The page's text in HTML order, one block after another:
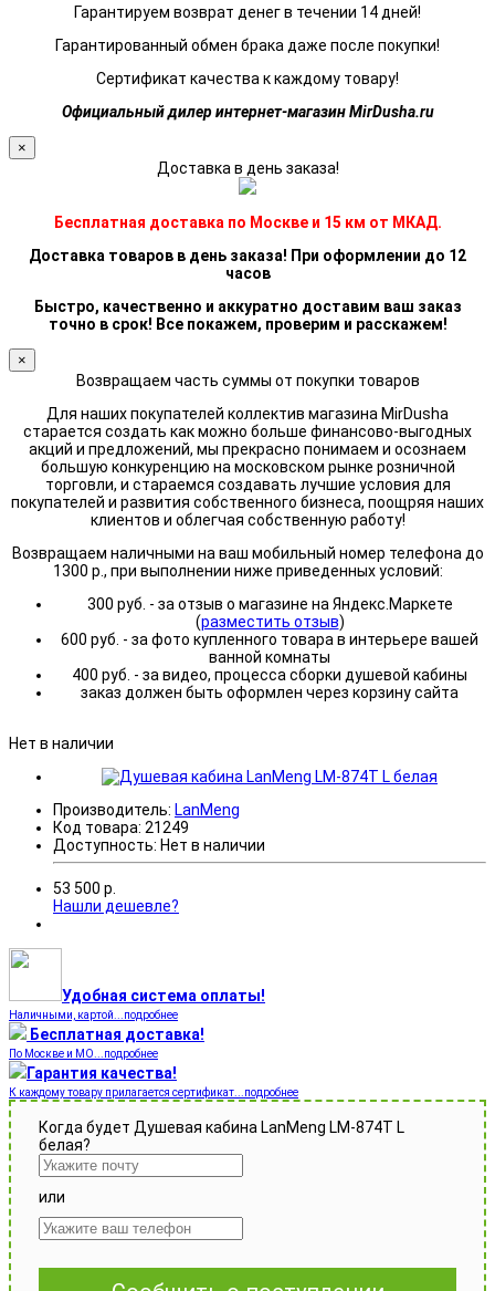
Гарантируем возврат денег в течении 14 дней!
Гарантированный обмен брака даже после покупки!
Сертификат качества к каждому товару!
Официальный дилер интернет-магазин MirDusha.ru
×
Доставка в день заказа!
Бесплатная доставка по Москве и 15 км от МКАД.
Доставка товаров в день заказа! При оформлении до 12
часов
Быстро, качественно и аккуратно доставим ваш заказ
точно в срок! Все покажем, проверим и расскажем!
×
Возвращаем часть суммы от покупки товаров
Для наших покупателей коллектив магазина MirDusha
старается создать как можно больше финансово-выгодных
акций и предложений, мы прекрасно понимаем и осознаем
большую конкуренцию на московском рынке розничной
торговли, и стараемся создавать лучшие условия для
покупателей и развития собственного бизнеса, поощряя наших
клиентов и облегчая собственную работу!
Возвращаем наличными на ваш мобильный номер телефона до
1300 р., при выполнении ниже приведенных условий:
300 руб. - за отзыв о магазине на Яндекс.Маркете
(разместить отзыв)
600 руб. - за фото купленного товара в интерьере вашей
ванной комнаты
400 руб. - за видео, процесса сборки душевой кабины
заказ должен быть оформлен через корзину сайта
Нет в наличии
Производитель: LanMeng
Код товара: 21249
Доступность: Нет в наличии
53 500 р.
Нашли дешевле?
Удобная система оплаты!
Наличными, картой...подробнее
Бесплатная доставка!
По Москве и МО...подробнее
Гарантия качества!
К каждому товару прилагается сертификат...подробнее
Когда будет Душевая кабина LanMeng LM-874T L
белая?
или